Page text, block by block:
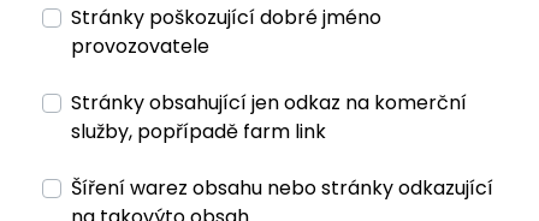
Stránky poškozující dobré jméno
provozovatele
Stránky obsahující jen odkaz na komerční
služby, popřípadě farm link
Šíření warez obsahu nebo stránky odkazující